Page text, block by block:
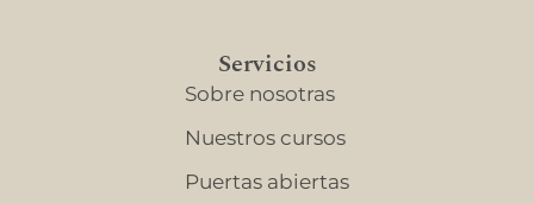
Servicios
Sobre nosotras
Nuestros cursos
Puertas abiertas